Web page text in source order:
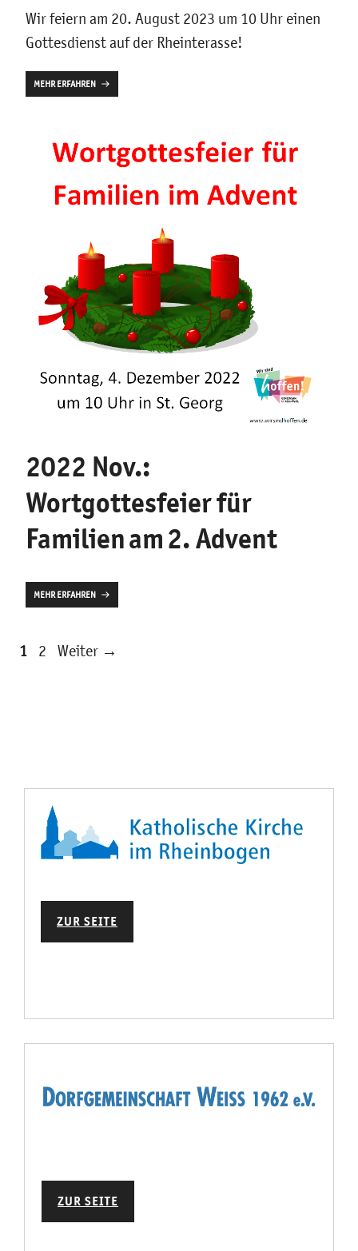
Wir feiern am 20. August 2023 um 10 Uhr einen
Gottesdienst auf der Rheinterasse!
MEHR ERFAHREN
2022 Nov.:
Wortgottesfeier für
Familien am 2. Advent
MEHR ERFAHREN
Seite
1 Seite
2 Weiter →
ZUR SEITE
ZUR SEITE